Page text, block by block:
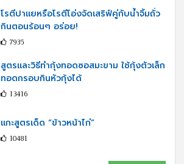
โรตีปาแยหรือโรตีโอ่งจัดเสริฟ์คู่กับนํ้าจิ้มถั่ว
กินตอนร้อนๆ อร่อย!
7935
สูตรและวิธีทำกุ้งทอดซอสมะขาม ใช้กุ้งตัวเล็ก
ทอดกรอบกินหัวกุ้งได้
13416
แกะสูตรเด็ด “ข้าวหน้าไก่”
10481